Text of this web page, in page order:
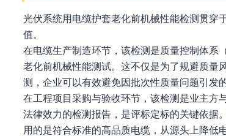
光伏系统用电缆护套老化前机械性能检测贯穿
值。
在电缆生产制造环节，该检测是质量控制体系
老化前机械性能测试。这不仅是为了规避质量
测，企业可以有效避免因批次性质量问题引发
在工程项目采购与验收环节，该检测是业主方
法律效力的检测报告，是评标定标的关键依据
用的是符合标准的高品质电缆，从源头上降低